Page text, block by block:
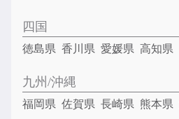
四国
徳島県 香川県 愛媛県 高知県
九州/沖縄
福岡県 佐賀県 長崎県 熊本県